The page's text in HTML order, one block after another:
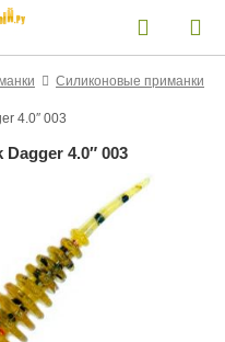
Силиконовые приманки
4.0″ 003
4.0″ 003